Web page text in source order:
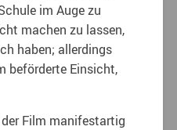
im Auge zu
machen zu lassen,
haben; allerdings
beförderte Einsicht,
Film manifestartig